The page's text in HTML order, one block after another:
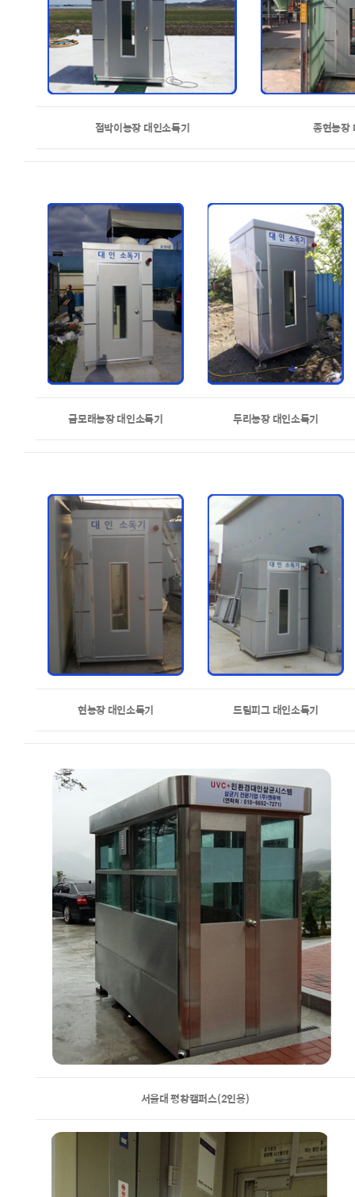
점박이농장 대인소독기 종현농장
금모래농장 대인소독기 두리농장 대인소독기
현농장 대인소독기 드림피그 대인소독기
서울대 평창캠퍼스(2인용)